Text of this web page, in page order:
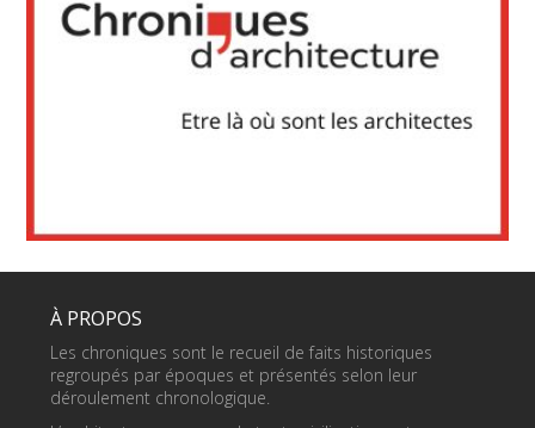
À PROPOS
Les chroniques sont le recueil de faits historiques
regroupés par époques et présentés selon leur
déroulement chronologique.